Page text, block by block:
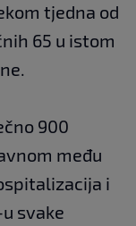
tjedna od
65 u istom
900
među
i
svake